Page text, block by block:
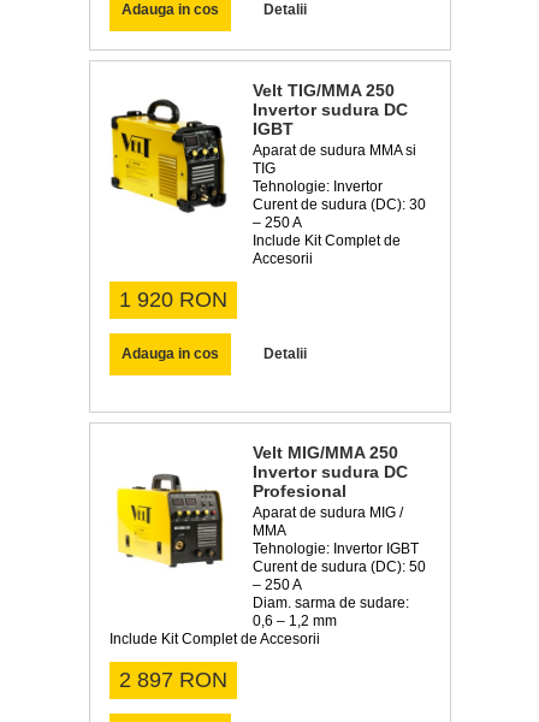
Adauga in cos Detalii
Velt TIG/MMA 250
Invertor sudura DC
IGBT
Aparat de sudura MMA si
TIG
Tehnologie: Invertor
Curent de sudura (DC): 30
– 250 A
Include Kit Complet de
Accesorii
1 920 RON
Adauga in cos Detalii
Velt MIG/MMA 250
Invertor sudura DC
Profesional
Aparat de sudura MIG /
MMA
Tehnologie: Invertor IGBT
Curent de sudura (DC): 50
– 250 A
Diam. sarma de sudare:
0,6 – 1,2 mm
Include Kit Complet de Accesorii
2 897 RON